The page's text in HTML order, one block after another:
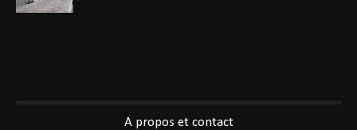
A propos et contact